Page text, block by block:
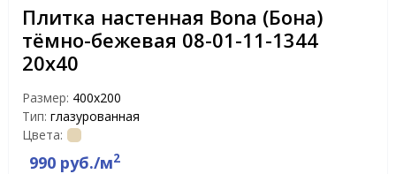
Плитка настенная Bona (Бона)
тёмно-бежевая 08-01-11-1344
20х40
Размер: 400х200
Тип: глазурованная
Цвета:
990 руб./м2